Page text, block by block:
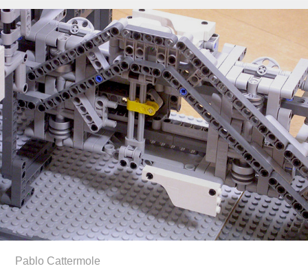
Pablo Cattermole